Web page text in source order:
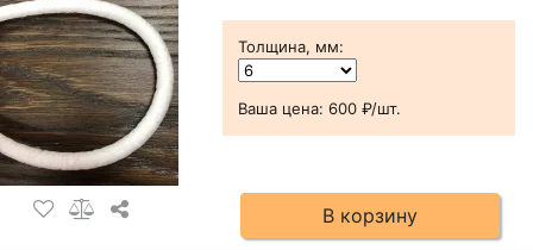
Толщина, мм:
Ваша цена: 600 ₽/шт.
В корзину